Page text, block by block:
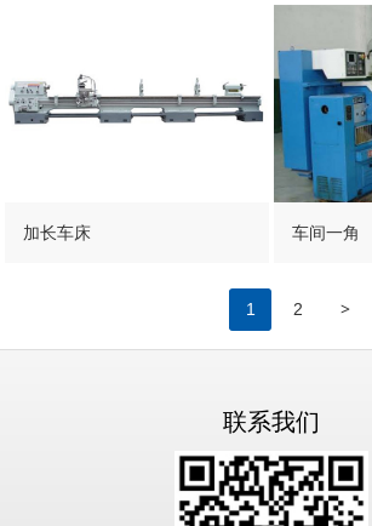
加长车床 车间一角
1 2 >
联系我们